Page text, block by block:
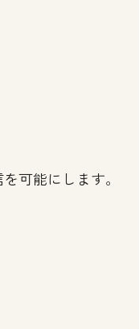
可能にします。